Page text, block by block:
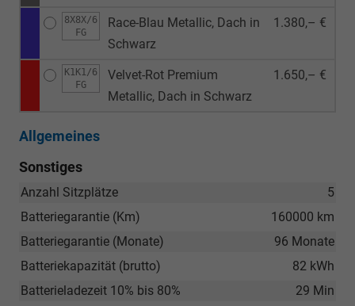
8X8X/6
FG
Race-Blau Metallic, Dach in
Schwarz
1.380,– €
K1K1/6
FG
Velvet-Rot Premium
Metallic, Dach in Schwarz
1.650,– €
Allgemeines
Sonstiges
5
Anzahl Sitzplätze
160000 km
Batteriegarantie (Km)
96 Monate
Batteriegarantie (Monate)
82 kWh
Batteriekapazität (brutto)
29 Min
Batterieladezeit 10% bis 80%